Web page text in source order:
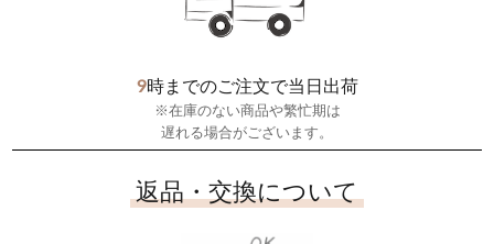
9時までのご注文で当日出荷
※在庫のない商品や繁忙期は
遅れる場合がございます。
返品・交換について